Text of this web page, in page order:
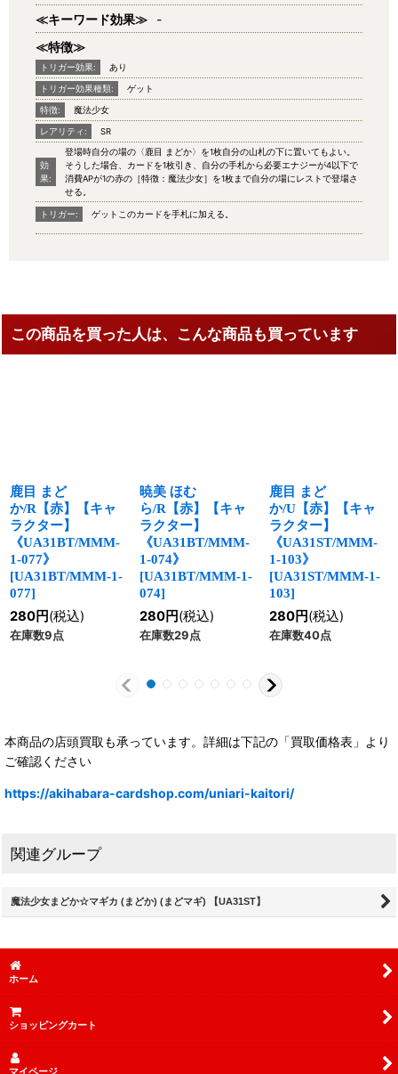
≪キーワード効果≫
-
≪特徴≫
トリガー効果: あり
トリガー効果種類: ゲット
特徴: 魔法少女
レアリティ: SR
効
果:
登場時自分の場の〈鹿目 まどか〉を1枚自分の山札の下に置いてもよい。
そうした場合、カードを1枚引き、自分の手札から必要エナジーが4以下で
消費APが1の赤の［特徴：魔法少女］を1枚まで自分の場にレストで登場さ
せる。
トリガー: ゲットこのカードを手札に加える。
この商品を買った人は、こんな商品も買っています
鹿目 まど
か/R【赤】【キャ
ラクター】
《UA31BT/MMM-
1-077》
[UA31BT/MMM-1-
077]
280円(税込)
在庫数9点
暁美 ほむ
ら/R【赤】【キャ
ラクター】
《UA31BT/MMM-
1-074》
[UA31BT/MMM-1-
074]
280円(税込)
在庫数29点
鹿目 まど
か/U【赤】【キャ
ラクター】
《UA31ST/MMM-
1-103》
[UA31ST/MMM-1-
103]
280円(税込)
在庫数40点
本商品の店頭買取も承っています。詳細は下記の「買取価格表」より
ご確認ください
https://akihabara-cardshop.com/uniari-kaitori/
関連グループ
魔法少女まどか☆マギカ (まどか) (まどマギ) 【UA31ST】
ホーム
ショッピングカート
マイページ